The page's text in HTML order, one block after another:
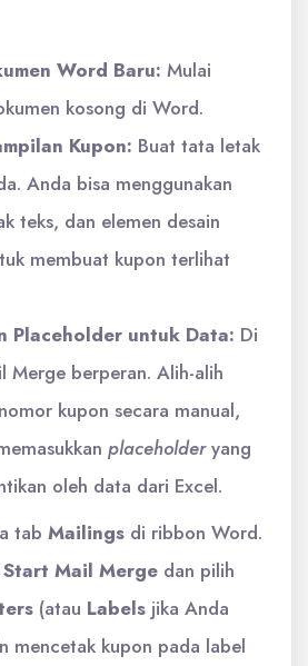
Word Baru: Mulai
kosong di Word.
Kupon: Buat tata letak
Anda bisa menggunakan
teks, dan elemen desain
membuat kupon terlihat
Placeholder untuk Data: Di
Merge berperan. Alih-alih
kupon secara manual,
placeholderyang
oleh data dari Excel.
tab Mailings di ribbon Word.
Start Mail Merge dan pilih
(atau Labels jika Anda
mencetak kupon pada label